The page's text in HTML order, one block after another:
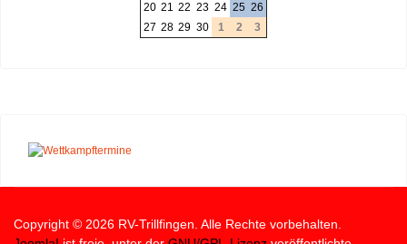
20 21 22 23 24 25 26
27 28 29 30 1 2 3
Copyright © 2026 RV-Trillfingen. Alle Rechte vorbehalten.